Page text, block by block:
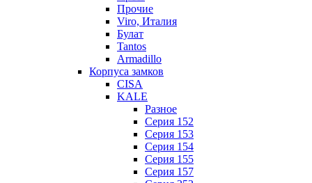
Прочие
Viro, Италия
Булат
Tantos
Armadillo
Корпуса замков
CISA
KALE
Разное
Серия 152
Серия 153
Серия 154
Серия 155
Серия 157